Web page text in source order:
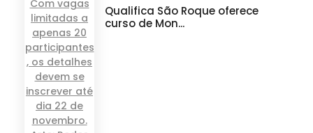
Qualifica São Roque oferece
curso de Mon...